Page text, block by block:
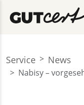
Service News
Nabisy –